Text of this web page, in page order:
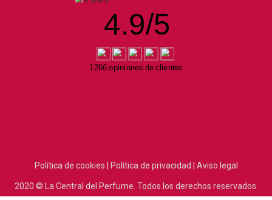
4.9/5
1266 opiniones de clientes
Política de cookies | Política de privacidad | Aviso legal
2020 © La Central del Perfume. Todos los derechos reservados.